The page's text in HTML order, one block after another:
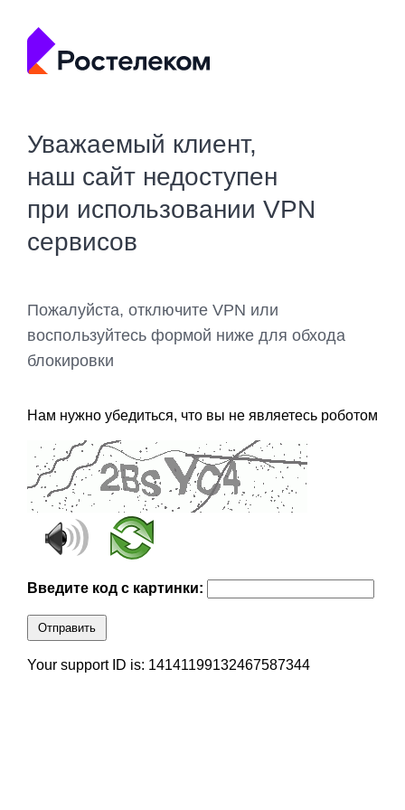
Уважаемый клиент,
наш сайт недоступен
при использовании VPN
сервисов
Пожалуйста, отключите VPN или
воспользуйтесь формой ниже для обхода
блокировки
Нам нужно убедиться, что вы не являетесь роботом
Введите код с картинки:
Отправить
Your support ID is: 14141199132467587344